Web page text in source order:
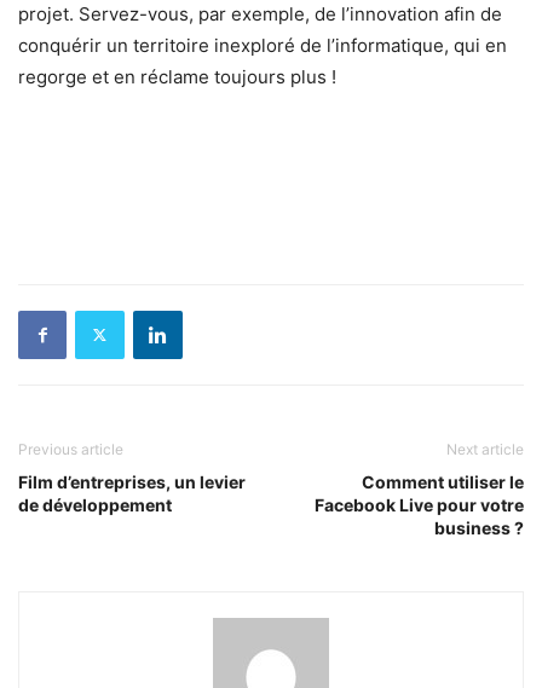
projet. Servez-vous, par exemple, de l’innovation afin de
conquérir un territoire inexploré de l’informatique, qui en
regorge et en réclame toujours plus !
Previous article
Film d’entreprises, un levier
de développement
Next article
Comment utiliser le
Facebook Live pour votre
business ?